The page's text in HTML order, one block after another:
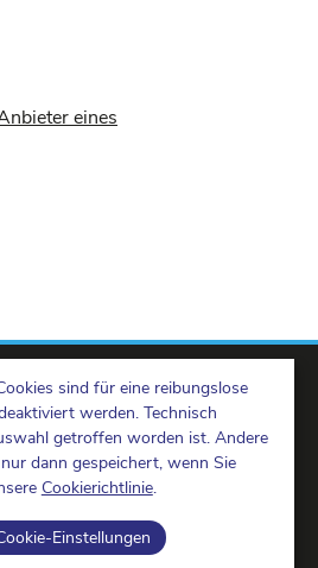
sind für eine reibungslose
werden. Technisch
getroffen worden ist. Andere
dann gespeichert, wenn Sie
Cookierichtlinie.
Einstellungen
eines